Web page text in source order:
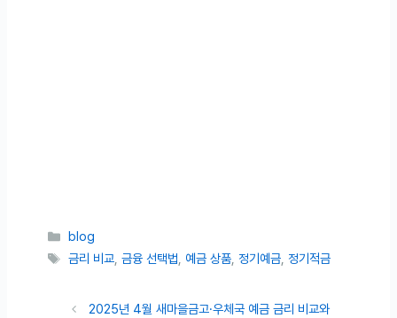
카테고리
blog
태그
금리 비교 ,금융 선택법 예금 상품 정기예금 정기적금
2025년 4월 새마을금고·우체국 예금 금리 비교와